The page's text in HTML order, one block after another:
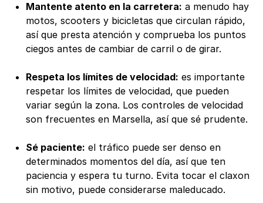
Mantente atento en la carretera: a menudo hay
motos, scooters y bicicletas que circulan rápido,
así que presta atención y comprueba los puntos
ciegos antes de cambiar de carril o de girar.
Respeta los límites de velocidad: es importante
respetar los límites de velocidad, que pueden
variar según la zona. Los controles de velocidad
son frecuentes en Marsella, así que sé prudente.
Sé paciente: el tráfico puede ser denso en
determinados momentos del día, así que ten
paciencia y espera tu turno. Evita tocar el claxon
sin motivo, puede considerarse maleducado.